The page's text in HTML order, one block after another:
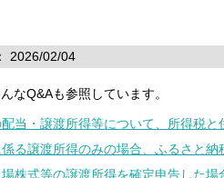
2026/02/04
なQ&Aも参照しています。
当・譲渡所得等について、所得税
る譲渡所得のみの場合、ふるさと納
株式等の譲渡所得を確定申告した場